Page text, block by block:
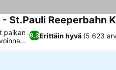
St.Pauli Reeperbahn
8,3Erittäin hyvä (5 623
paikan